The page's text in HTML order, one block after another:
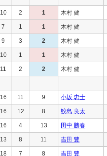
10 2 1 木村 健
7 1 1 木村 健
9 3 2 木村 健
10 1 1 木村 健
11 2 2 木村 健
16 11 9 小坂 忠士
16 12 8 鮫島 良太
16 4 13 田中 勝春
13 8 11 吉田 豊
18 7 8 吉田 豊